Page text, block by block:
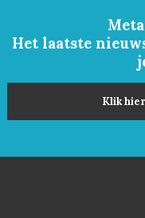
Het laatste
Klik